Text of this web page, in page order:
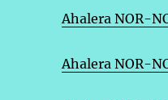
Ahalera NOR-
Ahalera NOR-